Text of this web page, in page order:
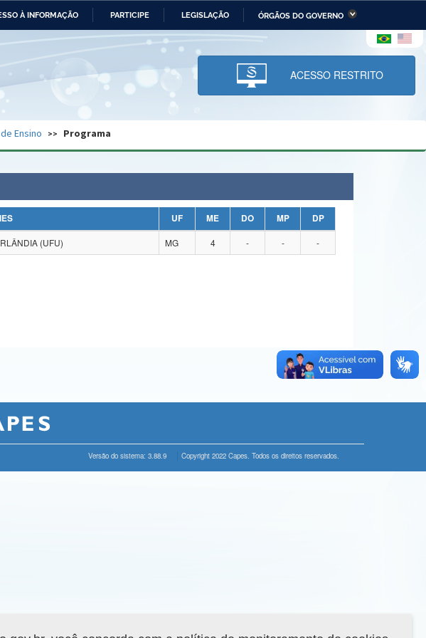
À INFORMAÇÃO PARTICIPE LEGISLAÇÃO ÓRGÃOS DO GOVERNO
Relações Ministério da Economia Ministério da Infraestrutura
Ministério da Ciência,
Tecnologia, Inovações e
Comunicações
e dos Direitos Humanos
do Brasil Planalto
ACESSO RESTRITO
Ensino Programa
IES UF ME DO MP
DP
(UFU) MG 4 - - -
Versão do sistema: 3.88.9 Copyright 2022 Capes. Todos os direitos reservados.